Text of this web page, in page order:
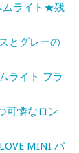
ムライト★残
とグレーの
ライト フラ
可憐なロン
MINI パ